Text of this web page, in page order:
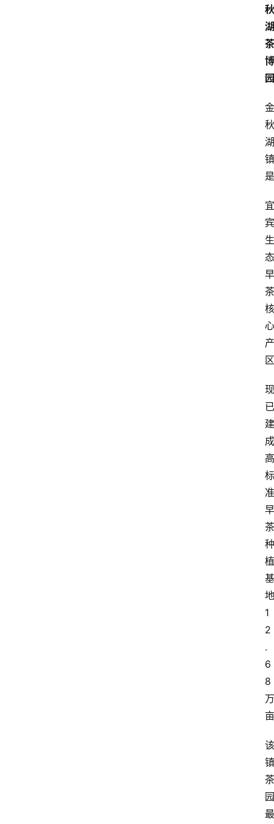
秋
湖
茶
博
园
金
秋
湖
镇
是
宜
宾
生
态
早
茶
核
心
产
区
现
已
建
成
高
标
准
早
茶
种
植
基
地
1
2
.
6
8
万
亩
该
镇
茶
园
最